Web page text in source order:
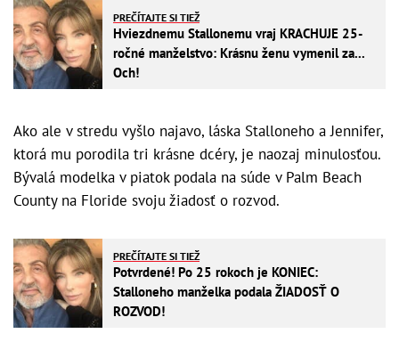
PREČÍTAJTE SI TIEŽ
Hviezdnemu Stallonemu vraj KRACHUJE 25-
ročné manželstvo: Krásnu ženu vymenil za...
Och!
Ako ale v stredu vyšlo najavo, láska Stalloneho a Jennifer,
ktorá mu porodila tri krásne dcéry, je naozaj minulosťou.
Bývalá modelka v piatok podala na súde v Palm Beach
County na Floride svoju žiadosť o rozvod.
PREČÍTAJTE SI TIEŽ
Potvrdené! Po 25 rokoch je KONIEC:
Stalloneho manželka podala ŽIADOSŤ O
ROZVOD!